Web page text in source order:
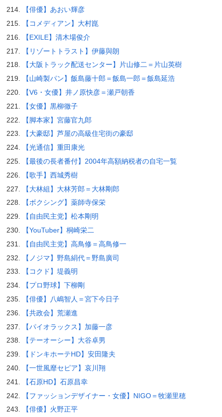
【俳優】あおい輝彦
【コメディアン】大村崑
【EXILE】清木場俊介
【リゾートトラスト】伊藤與朗
【大阪トラック配送センター】片山修二＝片山英樹
【山崎製パン】飯島藤十郎＝飯島一郎＝飯島延浩
【V6・女優】井ノ原快彦＝瀬戸朝香
【女優】黒柳徹子
【脚本家】宮藤官九郎
【大豪邸】芦屋の高級住宅街の豪邸
【光通信】重田康光
【最後の長者番付】2004年高額納税者の自宅一覧
【歌手】西城秀樹
【大林組】大林芳郎＝大林剛郎
【ボクシング】薬師寺保栄
【自由民主党】松本剛明
【YouTuber】桐崎栄二
【自由民主党】高鳥修＝高鳥修一
【ノジマ】野島絹代＝野島廣司
【コクド】堤義明
【プロ野球】下柳剛
【俳優】八嶋智人＝宮下今日子
【共政会】荒瀬進
【パイオラックス】加藤一彦
【テーオーシー】大谷卓男
【ドンキホーテHD】安田隆夫
【一世風靡セピア】哀川翔
【石原HD】石原昌幸
【ファッションデザイナー・女優】NIGO＝牧瀬里穂
【俳優】火野正平